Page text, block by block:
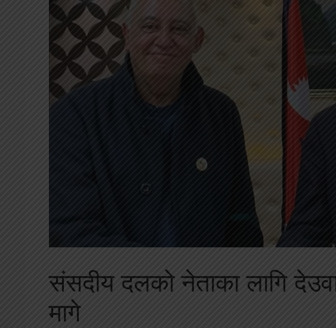
संसदीय दलको नेताका लागि
मागे